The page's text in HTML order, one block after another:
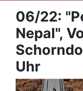
06/22:
Nepal",
Uhr